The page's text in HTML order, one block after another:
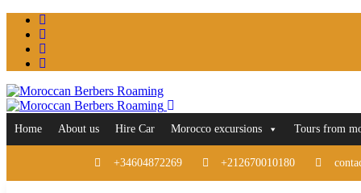
Home About us Hire Car Morocco excursions Tours from
+34604872269 +212670010180